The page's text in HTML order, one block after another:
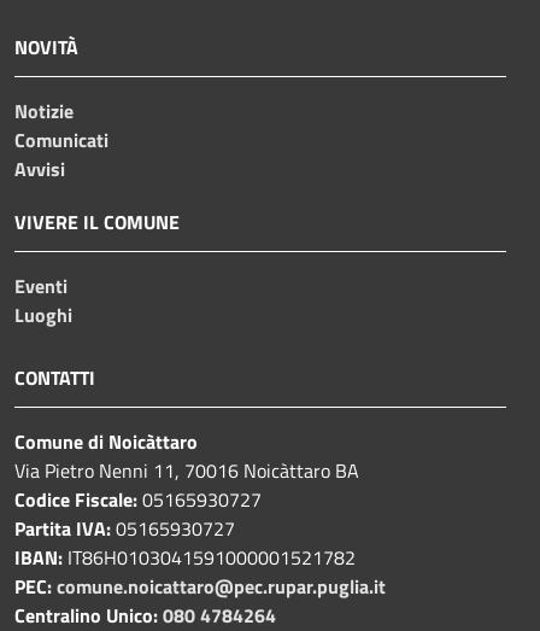
NOVITÀ
Notizie
Comunicati
Avvisi
VIVERE IL COMUNE
Eventi
Luoghi
CONTATTI
Comune di Noicàttaro
Via Pietro Nenni 11, 70016 Noicàttaro BA
Codice Fiscale:05165930727
Partita IVA:05165930727
IBAN: IT86H0103041591000001521782
PEC:comune.noicattaro@pec.rupar.puglia.it
Centralino Unico:080 4784264